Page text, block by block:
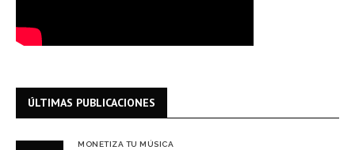
ÚLTIMAS PUBLICACIONES
MONETIZA TU MÚSICA